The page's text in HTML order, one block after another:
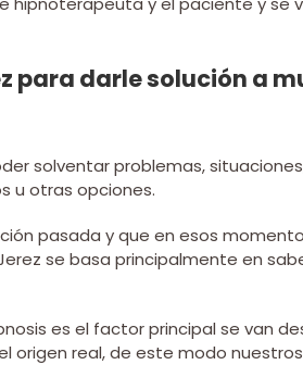
darle solución a
solventar problemas,
u otras opciones.
pasada y que en esos
se basa principalmente en
es el factor principal se van
origen real, de este modo